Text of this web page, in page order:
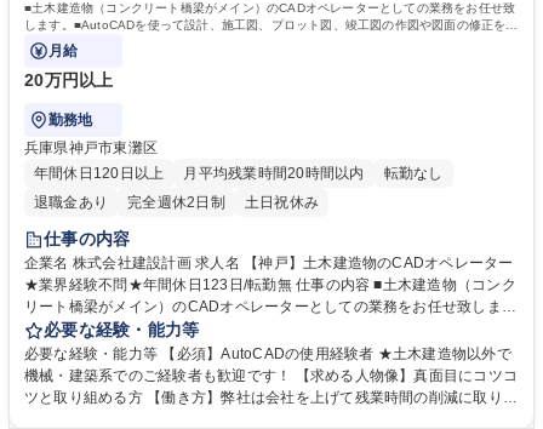
■土木建造物（コンクリート橋梁がメイン）のCADオペレーターとしての業務をお任せ致
します。■AutoCADを使って設計、施工図、プロット図、竣工図の作図や図面の修正をお
任せいたします。
月給
20万円以上
勤務地
兵庫県神戸市東灘区
年間休日120日以上
月平均残業時間20時間以内
転勤なし
退職金あり
完全週休2日制 土日祝休み
仕事の内容
企業名 株式会社建設計画 求人名 【神戸】土木建造物のCADオペレーター
★業界経験不問★年間休日123日/転勤無 仕事の内容 ■土木建造物（コンク
リート橋梁がメイン）のCADオペレーターとしての業務をお任せ致しま
す。■AutoCADを使って設計、施工図、プロット図、竣工図の作図や図面
の修正をお任せいたします。 エクセルを使用して数量計算を行います。
★現在の業務レベルにあわせて、案件をお任せいたしますので、ご安心く
ださい。 ★転勤はなく、神戸で安定して働けます。六アイから大阪湾・神
必要な経験・能力等
必要な経験・能力等 【必須】AutoCADの使用経験者 ★土木建造物以外で
機械・建築系でのご経験者も歓迎です！ 【求める人物像】真面目にコツコ
ツと取り組める方 【働き方】弊社は会社を上げて残業時間の削減に取り組